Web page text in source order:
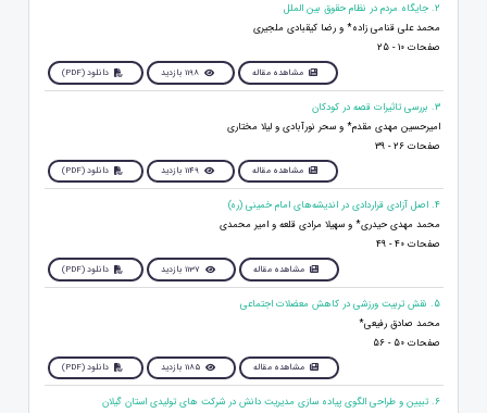
2. جایگاه مردم در نظام حقوق بین الملل
محمد علی قنامی زاده* و رضا کیقبادی ملجیری
صفحات 10 - 25
مشاهده مقاله 1198 بازدید دانلود (PDF)
3. بررسی تاثیرات قصه در کودکان
امیرحسین مهدی مقدم* و سحر نورآبادی و لیلا مختاری
صفحات 26 - 39
مشاهده مقاله 1149 بازدید دانلود (PDF)
4. اصل آزادی قراردادی در اندیشه‌های امام خمینی (ره)
محمد مهدی حیدری* و سهیلا مرادی قلعه و امیر محمدی
صفحات 40 - 49
مشاهده مقاله 1137 بازدید دانلود (PDF)
5. نقش تربیت ورزشی در کاهش معضلات اجتماعی
محمد صادق رفیعی*
صفحات 50 - 56
مشاهده مقاله 1185 بازدید دانلود (PDF)
6. تبیین و طراحی الگوی پیاده سازی مدیریت دانش در شرکت های تولیدی استان گیلان